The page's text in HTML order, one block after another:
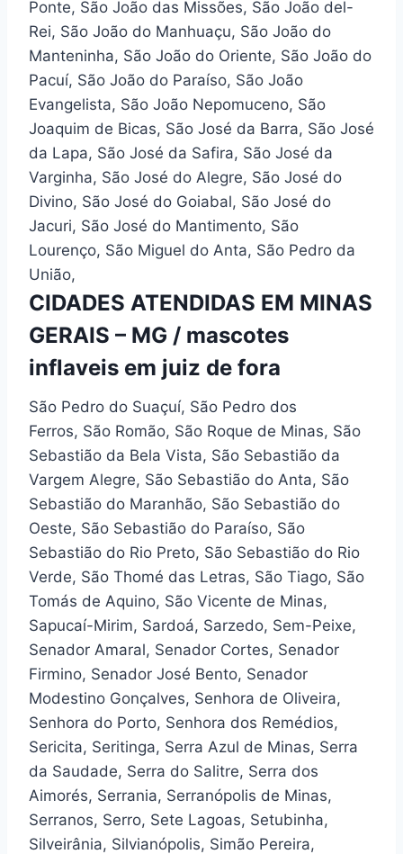
Ponte, São João das Missões, São João del-
Rei, São João do Manhuaçu, São João do
Manteninha, São João do Oriente, São João do
Pacuí, São João do Paraíso, São João
Evangelista, São João Nepomuceno, São
Joaquim de Bicas, São José da Barra, São José
da Lapa, São José da Safira, São José da
Varginha, São José do Alegre, São José do
Divino, São José do Goiabal, São José do
Jacuri, São José do Mantimento, São
Lourenço, São Miguel do Anta, São Pedro da
União,
CIDADES ATENDIDAS EM MINAS
GERAIS – MG / mascotes
inflaveis em juiz de fora
São Pedro do Suaçuí, São Pedro dos
Ferros, São Romão, São Roque de Minas, São
Sebastião da Bela Vista, São Sebastião da
Vargem Alegre, São Sebastião do Anta, São
Sebastião do Maranhão, São Sebastião do
Oeste, São Sebastião do Paraíso, São
Sebastião do Rio Preto, São Sebastião do Rio
Verde, São Thomé das Letras, São Tiago, São
Tomás de Aquino, São Vicente de Minas,
Sapucaí-Mirim, Sardoá, Sarzedo, Sem-Peixe,
Senador Amaral, Senador Cortes, Senador
Firmino, Senador José Bento, Senador
Modestino Gonçalves, Senhora de Oliveira,
Senhora do Porto, Senhora dos Remédios,
Sericita, Seritinga, Serra Azul de Minas, Serra
da Saudade, Serra do Salitre, Serra dos
Aimorés, Serrania, Serranópolis de Minas,
Serranos, Serro, Sete Lagoas, Setubinha,
Silveirânia, Silvianópolis, Simão Pereira,